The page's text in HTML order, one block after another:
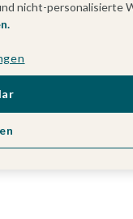
nicht-personalisierte